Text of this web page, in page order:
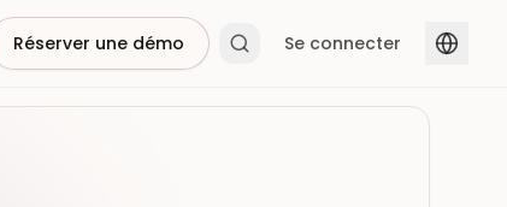
Réserver une démo Se connecter